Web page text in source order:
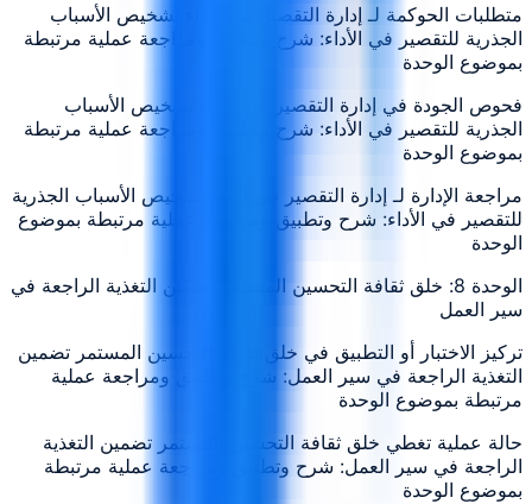
متطلبات الحوكمة لـ إدارة التقصير في الأداء تشخيص الأسباب
الجذرية للتقصير في الأداء: شرح وتطبيق ومراجعة عملية مرتبطة
بموضوع الوحدة
فحوص الجودة في إدارة التقصير في الأداء تشخيص الأسباب
الجذرية للتقصير في الأداء: شرح وتطبيق ومراجعة عملية مرتبطة
بموضوع الوحدة
مراجعة الإدارة لـ إدارة التقصير في الأداء تشخيص الأسباب الجذرية
للتقصير في الأداء: شرح وتطبيق ومراجعة عملية مرتبطة بموضوع
الوحدة
الوحدة 8: خلق ثقافة التحسين المستمر تضمين التغذية الراجعة في
سير العمل
تركيز الاختبار أو التطبيق في خلق ثقافة التحسين المستمر تضمين
التغذية الراجعة في سير العمل: شرح وتطبيق ومراجعة عملية
مرتبطة بموضوع الوحدة
حالة عملية تغطي خلق ثقافة التحسين المستمر تضمين التغذية
الراجعة في سير العمل: شرح وتطبيق ومراجعة عملية مرتبطة
بموضوع الوحدة